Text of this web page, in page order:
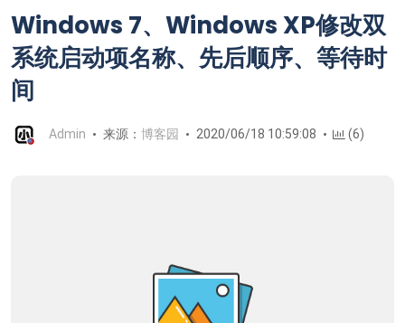
Windows 7、Windows XP修改双
系统启动项名称、先后顺序、等待时
间
Admin 来源： 博客园 2020/06/18 10:59:08 (6)